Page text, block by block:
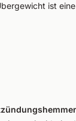
ist